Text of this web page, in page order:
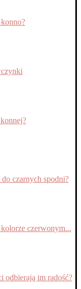
czarnych spodni?
czerwonym...
odbierają im radość?